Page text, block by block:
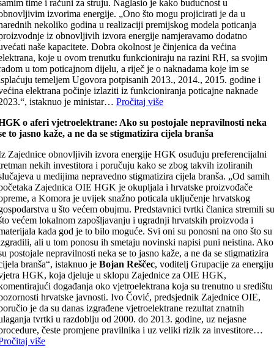
time i računi za struju. Naglasio je kako budućnost u
izvorima energije. „Ono što mogu projicirati je da u
nekoliko godina u realizaciji premijskog modela poticanja
iz obnovljivih izvora energije namjeravamo dodatno
naše kapacitete. Dobra okolnost je činjenica da većina
koje u ovom trenutku funkcioniraju na razini RH, sa svojim
u tom poticajnom dijelu, a riječ je o naknadama koje im se
temeljem Ugovora potpisanih 2013., 2014., 2015. godine i
elektrana počinje izlaziti iz funkcioniranja poticajne naknade
istaknuo je ministar…Pročitaj više
o aferi vjetroelektrane: Ako su postojale nepravilnosti neka
to jasno kaže, a ne da se stigmatizira cijela branša
Zajednice obnovljivih izvora energije HGK osuđuju preferencijalni
nekih investitora i poručuju kako se zbog takvih izoliranih
u medijima nepravedno stigmatizira cijela branša. „Od samih
Zajednica OIE HGK je okupljala i hrvatske proizvođače
a Komora je uvijek snažno poticala uključenje hrvatskog
u što većem obujmu. Predstavnici tvrtki članica stremili
većem lokalnom zapošljavanju i ugradnji hrvatskih proizvoda i
kada god je to bilo moguće. Svi oni su ponosni na ono što su
ali u tom ponosu ih smetaju novinski napisi puni neistina. Ako
postojale nepravilnosti neka se to jasno kaže, a ne da se stigmatizira
branša“, istaknuo jeBojan Reščec, voditelj Grupacije za energiju
HGK, koja djeluje u sklopu Zajednice za OIE HGK,
događanja oko vjetroelektrana koja su trenutno u središtu
hrvatske javnosti. Ivo Čović, predsjednik Zajednice OIE,
je da su danas izgrađene vjetroelektrane rezultat znatnih
tvrtki u razdoblju od 2000. do 2013. godine, uz nejasne
česte promjene pravilnika i uz veliki rizik za investitore…
više